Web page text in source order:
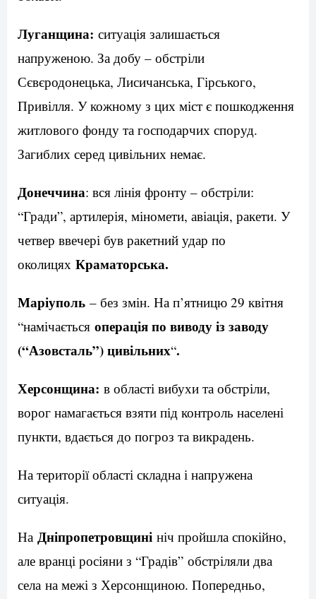
Луганщина: ситуація залишається
напруженою. За добу – обстріли
Сєвєродонецька, Лисичанська, Гірського,
Привілля. У кожному з цих міст є пошкодження
житлового фонду та господарчих споруд.
Загиблих серед цивільних немає.
Донеччина: вся лінія фронту – обстріли:
“Гради”, артилерія, міномети, авіація, ракети. У
четвер ввечері був ракетний удар по
околицях Краматорська.
Маріуполь – без змін. На п’ятницю 29 квітня
“намічається операція по виводу із заводу
(“Азовсталь”) цивільних“.
Херсонщина: в області вибухи та обстріли,
ворог намагається взяти під контроль населені
пункти, вдається до погроз та викрадень.
На території області складна і напружена
ситуація.
На Дніпропетровщині ніч пройшла спокійно,
але вранці росіяни з “Градів” обстріляли два
села на межі з Херсонщиною. Попередньо,